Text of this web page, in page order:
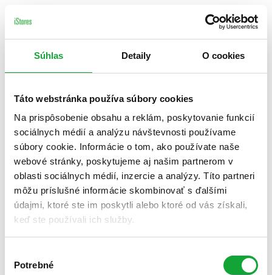
Súhlas Detaily O cookies
Táto webstránka používa súbory cookies
Na prispôsobenie obsahu a reklám, poskytovanie funkcií
sociálnych médií a analýzu návštevnosti používame
súbory cookie. Informácie o tom, ako používate naše
webové stránky, poskytujeme aj našim partnerom v
oblasti sociálnych médií, inzercie a analýzy. Títo partneri
môžu príslušné informácie skombinovať s ďalšími
údajmi, ktoré ste im poskytli alebo ktoré od vás získali,
keď ste používali ich služby.
súhlasu
Potrebné